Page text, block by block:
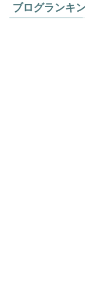
ブログランキ